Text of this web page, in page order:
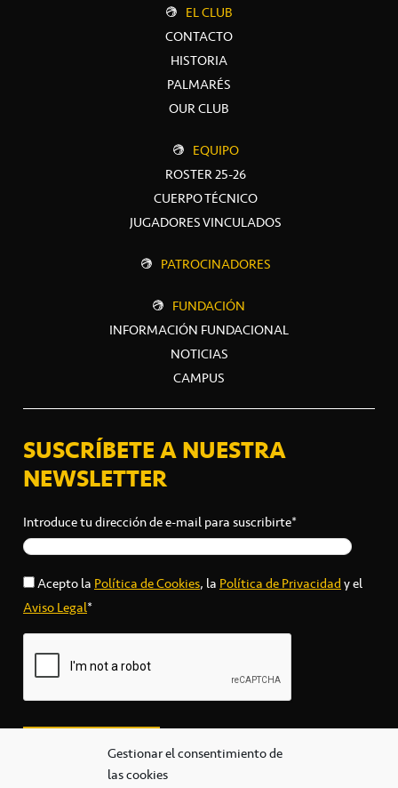
Gestionar el consentimiento de
las cookies
EL CLUB
CONTACTO
HISTORIA
PALMARÉS
OUR CLUB
EQUIPO
ROSTER 25-26
CUERPO TÉCNICO
JUGADORES VINCULADOS
PATROCINADORES
FUNDACIÓN
INFORMACIÓN FUNDACIONAL
NOTICIAS
CAMPUS
SUSCRÍBETE A NUESTRA
NEWSLETTER
Introduce tu dirección de e-mail para suscribirte*
Acepto la Política de Cookies, la Política de Privacidady el
Aviso Legal*